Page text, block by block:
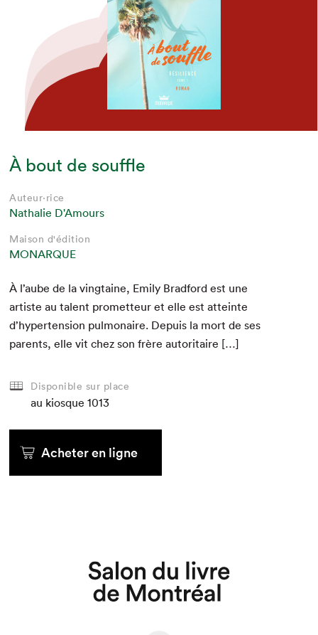
Que cherchez-vous?
À bout de souffle
Auteur·rice
Nathalie D'Amours
Maison d'édition
MONARQUE
À l’aube de la ving­taine, Emi­ly Brad­ford est une
artiste au tal­ent promet­teur et elle est atteinte
d’hypertension pul­monaire. Depuis la mort de ses
par­ents, elle vit chez son frère autoritaire […]
Disponible sur place
au kiosque 1013
Acheter en ligne